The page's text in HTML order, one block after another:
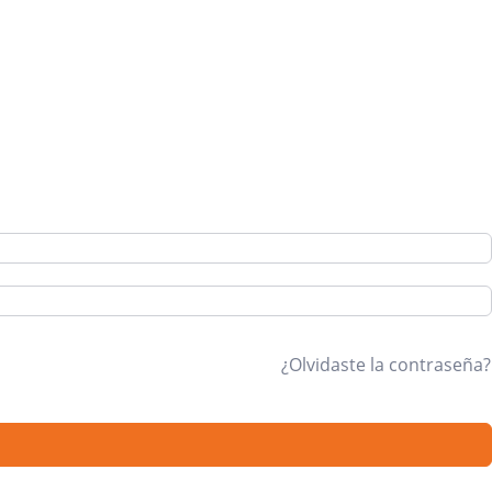
¿Olvidaste la contraseña?